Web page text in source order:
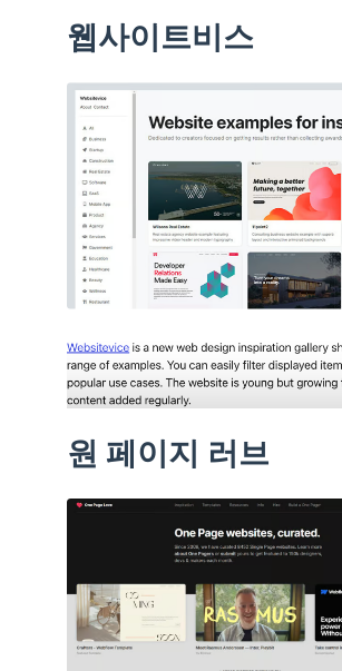
웹사이트비스
원 페이지 러브